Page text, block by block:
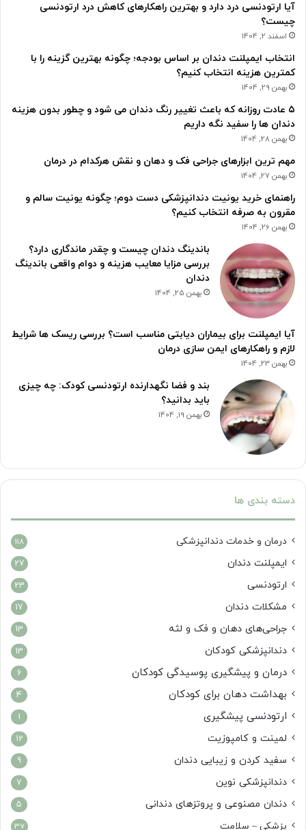
آیا ارتودنسی درد دارد و بهترین راهکارهای کاهش درد ارتودنسی
چیست؟
اسفند 2, 1404
انتخاب ایمپلنت دندان بر اساس بودجه؛ چگونه بهترین گزینه را با
کمترین هزینه انتخاب کنیم؟
بهمن 29, 1404
۵ عادت روزانه که باعث تغییر رنگ دندان می شود و چطور بدون هزینه
دندان ها را سفید نگه داریم
بهمن 28, 1404
مهم ترین ابزارهای جراحی فک و دهان و نقش هرکدام در درمان
بهمن 27, 1404
راهنمای خرید یونیت دندانپزشکی دست دوم؛ چگونه یونیت سالم و
مقرون به صرفه انتخاب کنیم؟
بهمن 26, 1404
باندینگ دندان چیست و چقدر ماندگاری دارد؟
بررسی مزایا معایب هزینه و دوام واقعی باندینگ
دندان
بهمن 25, 1404
آیا ایمپلنت برای بیماران دیابتی مناسب است؟ بررسی ریسک ها شرایط
لازم و راهکارهای ایمن سازی درمان
بهمن 23, 1404
بند و فضا نگهدارنده ارتودنسی کودک: چه چیزی
باید بدانید؟
بهمن 19, 1404
دسته بندی ها
درمان‌ و خدمات دندانپزشکی 118
ایمپلنت دندان 27
ارتودنسی 23
مشکلات دندان 17
جراحی‌های دهان و فک و لثه 13
دندانپزشکی کودکان 13
درمان و پیشگیری پوسیدگی کودکان 6
بهداشت دهان برای کودکان 4
ارتودنسی پیشگیری 1
لمینت و کامپوزیت 12
سفید کردن و زیبایی دندان 9
دندانپزشکی نوین 7
دندان مصنوعی و پروتزهای دندانی 5
پزشکی – سلامت 37